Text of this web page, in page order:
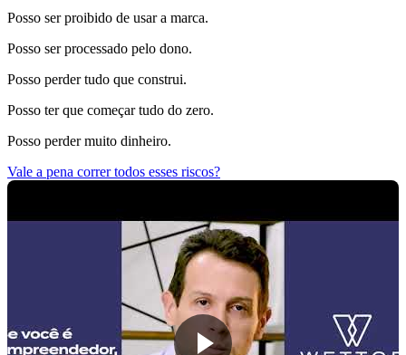
Posso ser proibido de usar a marca.
Posso ser processado pelo dono.
Posso perder tudo que construi.
Posso ter que começar tudo do zero.
Posso perder muito dinheiro.
Vale a pena correr todos esses riscos?